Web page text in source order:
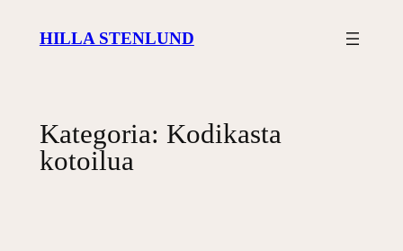
sisältöön
HILLA STENLUND
Kategoria: Kodikasta
kotoilua